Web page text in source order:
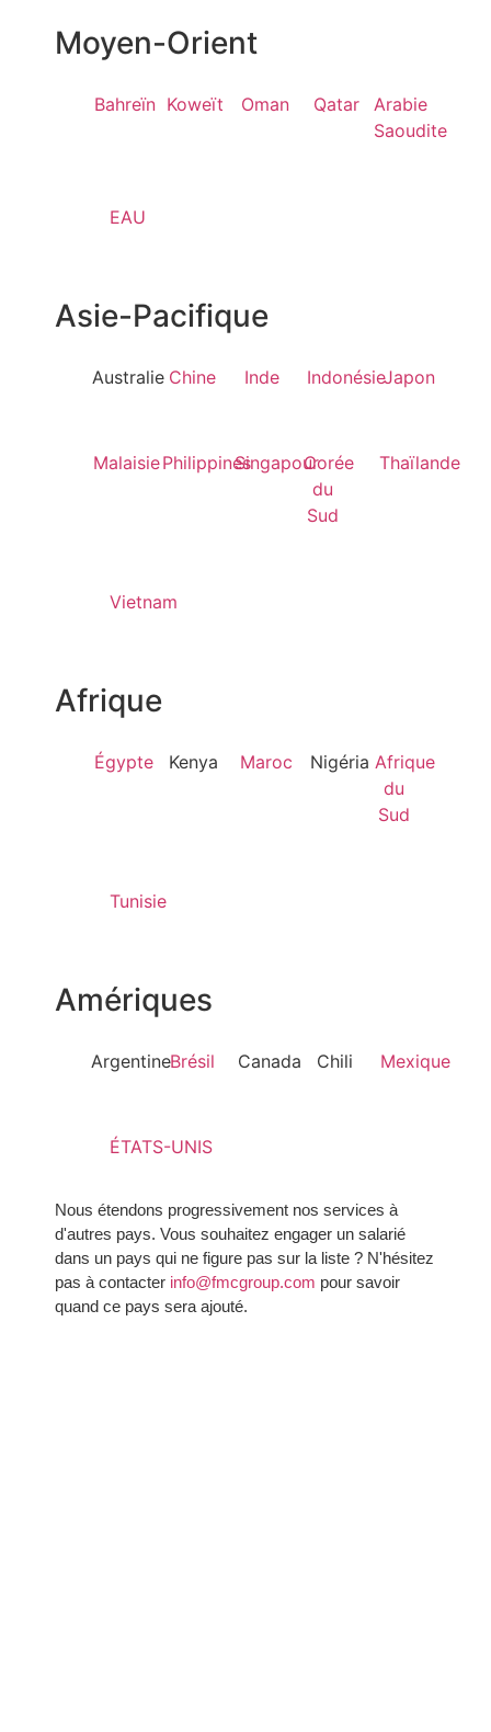
Moyen-Orient
Bahreïn Koweït Oman Qatar
Arabie
Saoudite
EAU
Asie-Pacifique
Australie Chine Inde IndonésieJapon
MalaisiePhilippinesSingapourCorée
du
Sud
Thaïlande
Vietnam
Afrique
Égypte Kenya Maroc Nigéria Afrique
du
Sud
Tunisie
Amériques
ArgentineBrésil Canada Chili Mexique
ÉTATS-UNIS
Nous étendons progressivement nos services à
d'autres pays. Vous souhaitez engager un salarié
dans un pays qui ne figure pas sur la liste ? N'hésitez
pas à contacter info@fmcgroup.com pour savoir
quand ce pays sera ajouté.